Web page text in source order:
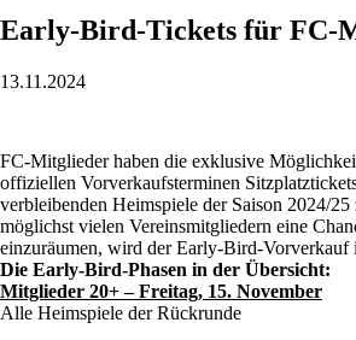
Early-Bird-Tickets für FC-
13.11.2024
FC-Mitglieder haben die exklusive
offiziellen Vorverkaufsterminen
verbleibenden Heimspiele der Saison 2024/
möglichst vielen Vereinsmitgliedern eine
einzuräumen, wird der Early-Bird-Vorverkauf
Die Early-Bird-Phasen in der Übersicht:
Mitglieder 20+ – Freitag, 15. November
Alle Heimspiele der Rückrunde